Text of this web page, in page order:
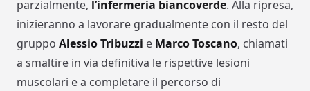
parzialmente, l’infermeria biancoverde. Alla ripresa,
inizieranno a lavorare gradualmente con il resto del
gruppo Alessio Tribuzzi e Marco Toscano, chiamati
a smaltire in via definitiva le rispettive lesioni
muscolari e a completare il percorso di